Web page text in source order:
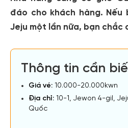
đáo cho khách hàng.
Jeju một lần nữa, bạn chắc
Thông tin cần
Giá vé: 10.000-20.000kwn
Địa chỉ: 10-1, Jewon 4-gil,
Quốc